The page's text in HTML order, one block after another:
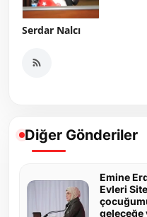
Serdar Nalcı
Diğer Gönderiler
Emine
Evleri